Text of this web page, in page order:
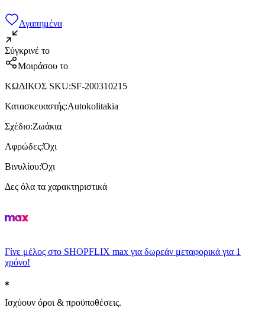
Αγαπημένα
Σύγκρινέ το
Μοιράσου το
ΚΩΔΙΚΟΣ SKU:SF-200310215
Κατασκευαστής:Autokolitakia
Σχέδιο:Ζωάκια
Αφρώδες:Όχι
Βινυλίου:Όχι
Δες όλα τα χαρακτηριστικά
Γίνε μέλος στο SHOPFLIX max για δωρεάν μεταφορικά για 1
χρόνο!
Ισχύουν όροι & προϋποθέσεις.